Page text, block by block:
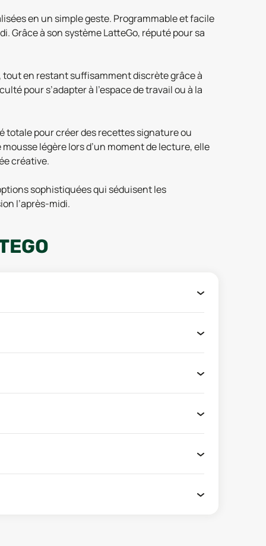
en un simple geste. Programmable et facile
Grâce à son système LatteGo, réputé pour sa
tout en restant suffisamment discrète grâce à
pour s’adapter à l’espace de travail ou à la
totale pour créer des recettes signature ou
légère lors d’un moment de lecture, elle
créative.
sophistiquées qui séduisent les
l’après-midi.